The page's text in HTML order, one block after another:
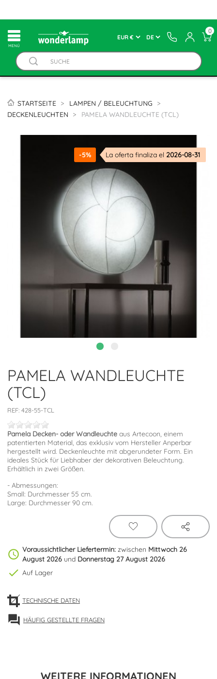
MENÚ
0
STARTSEITE
LAMPEN / BELEUCHTUNG
DECKENLEUCHTEN
PAMELA WANDLEUCHTE (TCL)
-5% La oferta finaliza el 2026-08-31
PAMELA WANDLEUCHTE
(TCL)
REF: 428-55-TCL
Pamela Decken- oder Wandleuchte aus Artecoon, einem
patentierten Material, das exklusiv vom Hersteller Anperbar
hergestellt wird. Deckenleuchte mit abgerundeter Form. Ein
ideales Stück für Liebhaber der dekorativen Beleuchtung.
Erhältlich in zwei Größen.
- Abmessungen:
Small: Durchmesser 55 cm.
Large: Durchmesser 90 cm.
schedule Voraussichtlicher Liefertermin: zwischen Mittwoch 26
August 2026 und Donnerstag 27 August 2026
check Auf Lager
TECHNISCHE DATEN
forum HÄUFIG GESTELLTE FRAGEN
WEITERE INFORMATIONEN